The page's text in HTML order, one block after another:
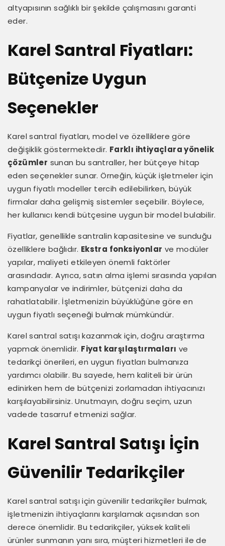
altyapısının sağlıklı bir şekilde çalışmasını garanti
eder.
Karel Santral Fiyatları:
Bütçenize Uygun
Seçenekler
Karel santral fiyatları, model ve özelliklere göre
değişiklik göstermektedir. Farklı ihtiyaçlara yönelik
çözümler sunan bu santraller, her bütçeye hitap
eden seçenekler sunar. Örneğin, küçük işletmeler için
uygun fiyatlı modeller tercih edilebilirken, büyük
firmalar daha gelişmiş sistemler seçebilir. Böylece,
her kullanıcı kendi bütçesine uygun bir model bulabilir.
Fiyatlar, genellikle santralin kapasitesine ve sunduğu
özelliklere bağlıdır. Ekstra fonksiyonlar ve modüler
yapılar, maliyeti etkileyen önemli faktörler
arasındadır. Ayrıca, satın alma işlemi sırasında yapılan
kampanyalar ve indirimler, bütçenizi daha da
rahatlatabilir. İşletmenizin büyüklüğüne göre en
uygun fiyatlı seçeneği bulmak mümkündür.
Karel santral satışı kazanmak için, doğru araştırma
yapmak önemlidir. Fiyat karşılaştırmaları ve
tedarikçi önerileri, en uygun fiyatları bulmanıza
yardımcı olabilir. Bu sayede, hem kaliteli bir ürün
edinirken hem de bütçenizi zorlamadan ihtiyacınızı
karşılayabilirsiniz. Unutmayın, doğru seçim, uzun
vadede tasarruf etmenizi sağlar.
Karel Santral Satışı İçin
Güvenilir Tedarikçiler
Karel santral satışı için güvenilir tedarikçiler bulmak,
işletmenizin ihtiyaçlarını karşılamak açısından son
derece önemlidir. Bu tedarikçiler, yüksek kaliteli
ürünler sunmanın yanı sıra, müşteri hizmetleri ile de